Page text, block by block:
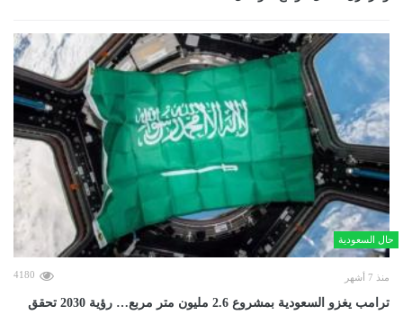
حال السعودية
منذ 7 أشهر 4180
ترامب يغزو السعودية بمشروع 2.6 مليون متر مربع… رؤية 2030 تحقق